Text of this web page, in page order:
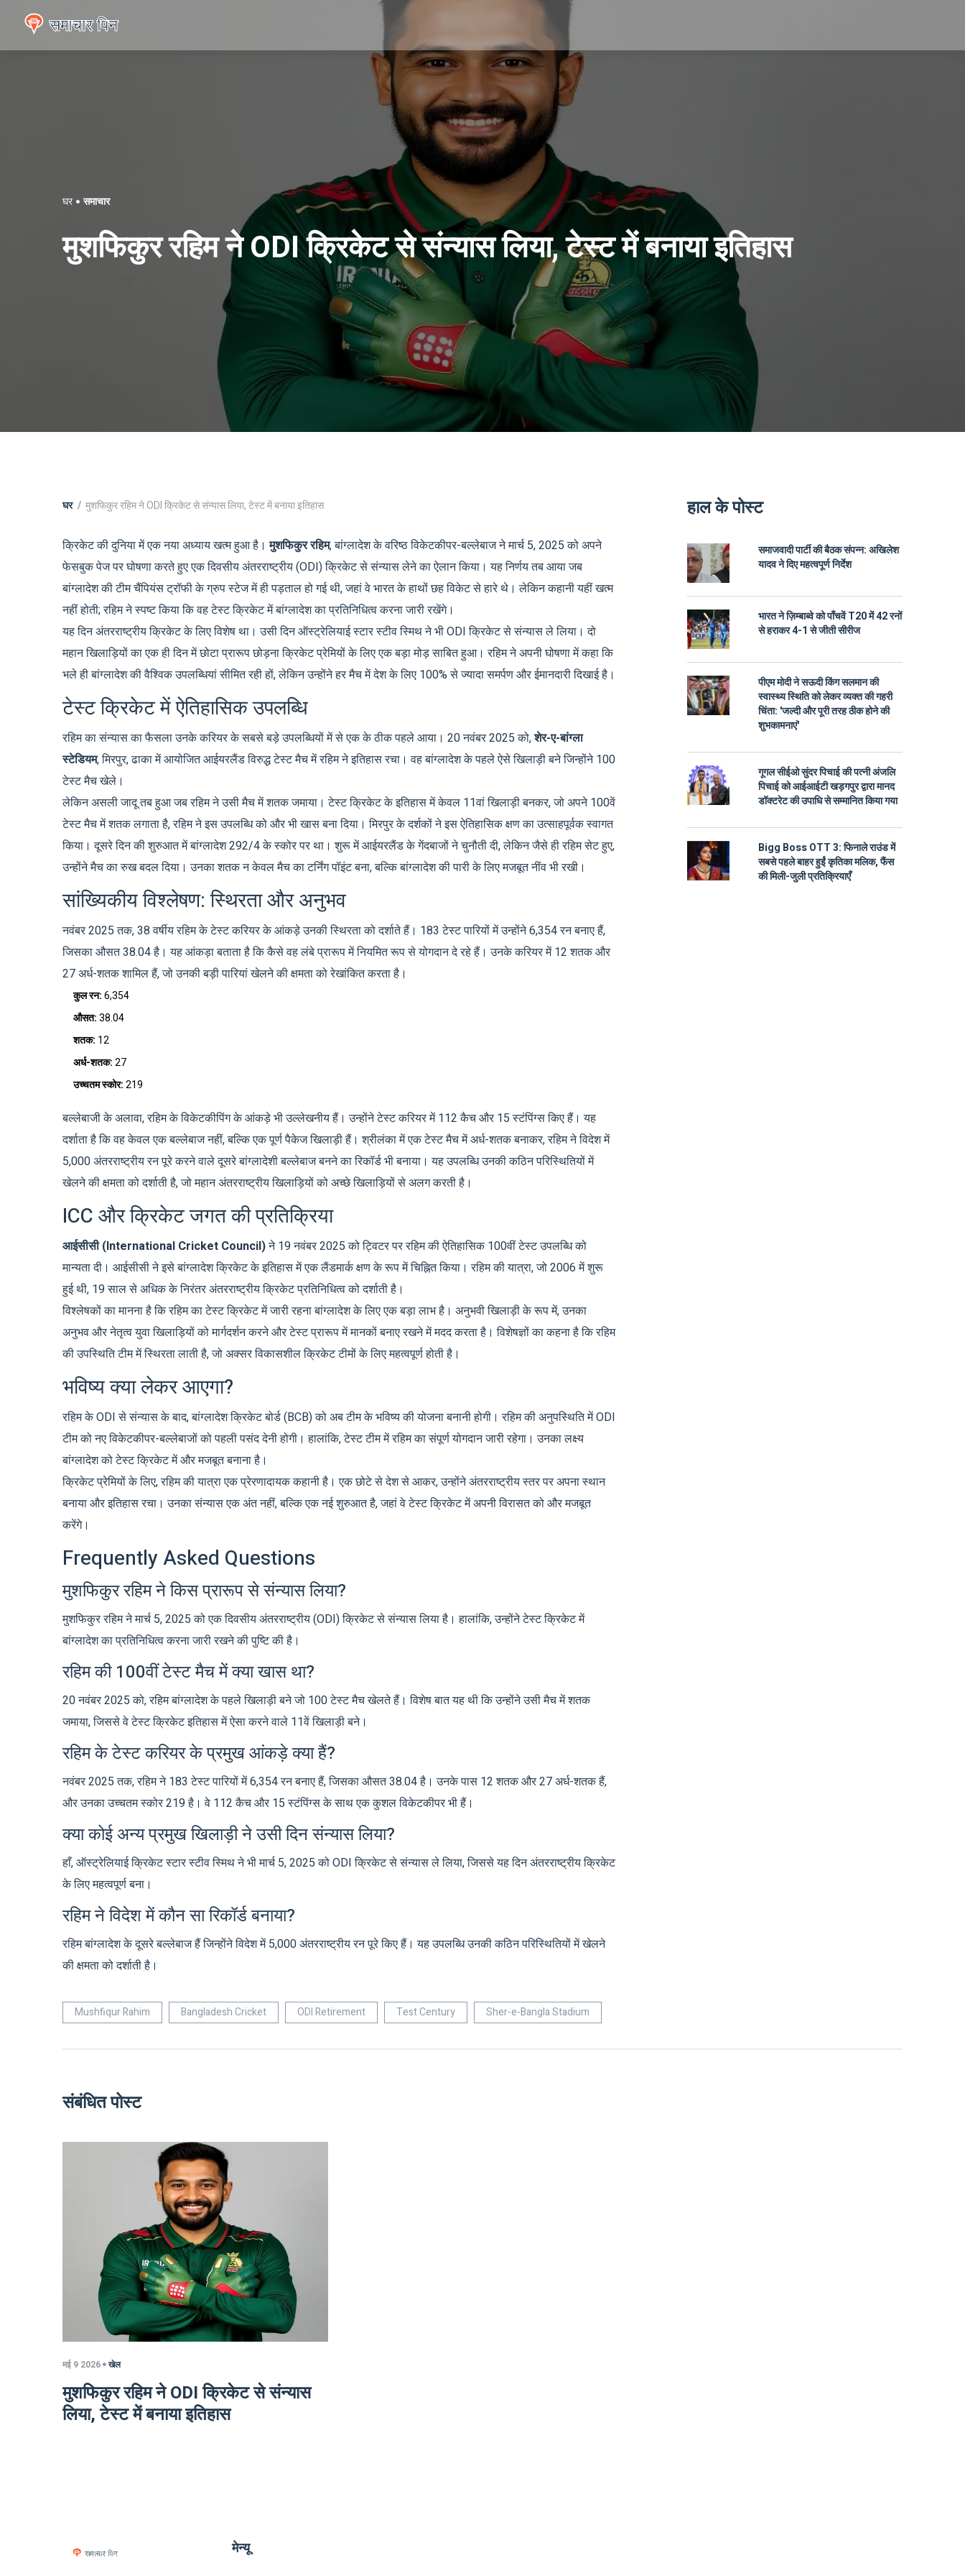
घर समाचार
मुशफिकुर रहिम ने ODI क्रिकेट से संन्यास लिया, टेस्ट में बनाया इतिहास
घर मुशफिकुर रहिम ने ODI क्रिकेट से संन्यास लिया, टेस्ट में बनाया इतिहास
क्रिकेट की दुनिया में एक नया अध्याय खत्म हुआ है।मुशफिकुर रहिम,बांग्लादेश के वरिष्ठ विकेटकीपर-बल्लेबाजने मार्च 5, 2025 को अपने
फेसबुक पेज पर घोषणा करते हुए एक दिवसीय अंतरराष्ट्रीय (ODI) क्रिकेट से संन्यास लेने का ऐलान किया। यह निर्णय तब आया जब
बांग्लादेश की टीम चैंपियंस ट्रॉफी के ग्रुप स्टेज में ही पड़ताल हो गई थी, जहां वे भारत के हाथों छह विकेट से हारे थे। लेकिन कहानी यहीं खत्म
नहीं होती; रहिम ने स्पष्ट किया कि वह टेस्ट क्रिकेट में बांग्लादेश का प्रतिनिधित्व करना जारी रखेंगे।
यह दिन अंतरराष्ट्रीय क्रिकेट के लिए विशेष था। उसी दिन ऑस्ट्रेलियाई स्टारस्टीव स्मिथने भी ODI क्रिकेट से संन्यास ले लिया। दो
महान खिलाड़ियों का एक ही दिन में छोटा प्रारूप छोड़ना क्रिकेट प्रेमियों के लिए एक बड़ा मोड़ साबित हुआ। रहिम ने अपनी घोषणा में कहा कि
भले ही बांग्लादेश की वैश्विक उपलब्धियां सीमित रही हों, लेकिन उन्होंने हर मैच में देश के लिए 100% से ज्यादा समर्पण और ईमानदारी दिखाई है।
टेस्ट क्रिकेट में ऐतिहासिक उपलब्धि
रहिम का संन्यास का फैसला उनके करियर के सबसे बड़े उपलब्धियों में से एक के ठीक पहले आया। 20 नवंबर 2025 को,शेर-ए-बांग्ला
स्टेडियम,मिरपुर, ढाकामें आयोजित आईयरलैंड विरुद्ध टेस्ट मैच में रहिम ने इतिहास रचा। वह बांग्लादेश के पहले ऐसे खिलाड़ी बने जिन्होंने 100
टेस्ट मैच खेले।
लेकिन असली जादू तब हुआ जब रहिम ने उसी मैच में शतक जमाया। टेस्ट क्रिकेट के इतिहास में केवल 11वां खिलाड़ी बनकर, जो अपने 100वें
टेस्ट मैच में शतक लगाता है, रहिम ने इस उपलब्धि को और भी खास बना दिया। मिरपुर के दर्शकों ने इस ऐतिहासिक क्षण का उत्साहपूर्वक स्वागत
किया। दूसरे दिन की शुरुआत में बांग्लादेश 292/4 के स्कोर पर था। शुरू में आईयरलैंड के गेंदबाजों ने चुनौती दी, लेकिन जैसे ही रहिम सेट हुए,
उन्होंने मैच का रुख बदल दिया। उनका शतक न केवल मैच का टर्निंग पॉइंट बना, बल्कि बांग्लादेश की पारी के लिए मजबूत नींव भी रखी।
सांख्यिकीय विश्लेषण: स्थिरता और अनुभव
नवंबर 2025 तक, 38 वर्षीय रहिम के टेस्ट करियर के आंकड़े उनकी स्थिरता को दर्शाते हैं। 183 टेस्ट पारियों में उन्होंने 6,354 रन बनाए हैं,
जिसका औसत 38.04 है। यह आंकड़ा बताता है कि कैसे वह लंबे प्रारूप में नियमित रूप से योगदान दे रहे हैं। उनके करियर में 12 शतक और
27 अर्ध-शतक शामिल हैं, जो उनकी बड़ी पारियां खेलने की क्षमता को रेखांकित करता है।
कुल रन:6,354
औसत:38.04
शतक: 12
अर्ध-शतक:27
उच्चतम स्कोर:219
बल्लेबाजी के अलावा, रहिम के विकेटकीपिंग के आंकड़े भी उल्लेखनीय हैं। उन्होंने टेस्ट करियर में 112 कैच और 15 स्टंपिंग्स किए हैं। यह
दर्शाता है कि वह केवल एक बल्लेबाज नहीं, बल्कि एक पूर्ण पैकेज खिलाड़ी हैं। श्रीलंका में एक टेस्ट मैच में अर्ध-शतक बनाकर, रहिम ने विदेश में
5,000 अंतरराष्ट्रीय रन पूरे करने वाले दूसरे बांग्लादेशी बल्लेबाज बनने का रिकॉर्ड भी बनाया। यह उपलब्धि उनकी कठिन परिस्थितियों में
खेलने की क्षमता को दर्शाती है, जो महान अंतरराष्ट्रीय खिलाड़ियों को अच्छे खिलाड़ियों से अलग करती है।
ICC और क्रिकेट जगत की प्रतिक्रिया
आईसीसी (International Cricket Council)ने 19 नवंबर 2025 को ट्विटर पर रहिम की ऐतिहासिक 100वीं टेस्ट उपलब्धि को
मान्यता दी। आईसीसी ने इसे बांग्लादेश क्रिकेट के इतिहास में एक लैंडमार्क क्षण के रूप में चिह्नित किया। रहिम की यात्रा, जो 2006 में शुरू
हुई थी, 19 साल से अधिक के निरंतर अंतरराष्ट्रीय क्रिकेट प्रतिनिधित्व को दर्शाती है।
विश्लेषकों का मानना है कि रहिम का टेस्ट क्रिकेट में जारी रहना बांग्लादेश के लिए एक बड़ा लाभ है। अनुभवी खिलाड़ी के रूप में, उनका
अनुभव और नेतृत्व युवा खिलाड़ियों को मार्गदर्शन करने और टेस्ट प्रारूप में मानकों बनाए रखने में मदद करता है। विशेषज्ञों का कहना है कि रहिम
की उपस्थिति टीम में स्थिरता लाती है, जो अक्सर विकासशील क्रिकेट टीमों के लिए महत्वपूर्ण होती है।
भविष्य क्या लेकर आएगा?
रहिम के ODI से संन्यास के बाद, बांग्लादेश क्रिकेट बोर्ड (BCB) को अब टीम के भविष्य की योजना बनानी होगी। रहिम की अनुपस्थिति में ODI
टीम को नए विकेटकीपर-बल्लेबाजों को पहली पसंद देनी होगी। हालांकि, टेस्ट टीम में रहिम का संपूर्ण योगदान जारी रहेगा। उनका लक्ष्य
बांग्लादेश को टेस्ट क्रिकेट में और मजबूत बनाना है।
क्रिकेट प्रेमियों के लिए, रहिम की यात्रा एक प्रेरणादायक कहानी है। एक छोटे से देश से आकर, उन्होंने अंतरराष्ट्रीय स्तर पर अपना स्थान
बनाया और इतिहास रचा। उनका संन्यास एक अंत नहीं, बल्कि एक नई शुरुआत है, जहां वे टेस्ट क्रिकेट में अपनी विरासत को और मजबूत
करेंगे।
Frequently Asked Questions
मुशफिकुर रहिम ने किस प्रारूप से संन्यास लिया?
मुशफिकुर रहिम ने मार्च 5, 2025 को एक दिवसीय अंतरराष्ट्रीय (ODI) क्रिकेट से संन्यास लिया है। हालांकि, उन्होंने टेस्ट क्रिकेट में
बांग्लादेश का प्रतिनिधित्व करना जारी रखने की पुष्टि की है।
रहिम की 100वीं टेस्ट मैच में क्या खास था?
20 नवंबर 2025 को, रहिम बांग्लादेश के पहले खिलाड़ी बने जो 100 टेस्ट मैच खेलते हैं। विशेष बात यह थी कि उन्होंने उसी मैच में शतक
जमाया, जिससे वे टेस्ट क्रिकेट इतिहास में ऐसा करने वाले 11वें खिलाड़ी बने।
रहिम के टेस्ट करियर के प्रमुख आंकड़े क्या हैं?
नवंबर 2025 तक, रहिम ने 183 टेस्ट पारियों में 6,354 रन बनाए हैं, जिसका औसत 38.04 है। उनके पास 12 शतक और 27 अर्ध-शतक हैं,
और उनका उच्चतम स्कोर 219 है। वे 112 कैच और 15 स्टंपिंग्स के साथ एक कुशल विकेटकीपर भी हैं।
क्या कोई अन्य प्रमुख खिलाड़ी ने उसी दिन संन्यास लिया?
हाँ, ऑस्ट्रेलियाई क्रिकेट स्टार स्टीव स्मिथ ने भी मार्च 5, 2025 को ODI क्रिकेट से संन्यास ले लिया, जिससे यह दिन अंतरराष्ट्रीय क्रिकेट
के लिए महत्वपूर्ण बना।
रहिम ने विदेश में कौन सा रिकॉर्ड बनाया?
रहिम बांग्लादेश के दूसरे बल्लेबाज हैं जिन्होंने विदेश में 5,000 अंतरराष्ट्रीय रन पूरे किए हैं। यह उपलब्धि उनकी कठिन परिस्थितियों में खेलने
की क्षमता को दर्शाती है।
Mushfiqur Rahim Bangladesh Cricket ODI Retirement Test Century Sher-e-Bangla Stadium
हाल के पोस्ट
समाजवादी पार्टी की बैठक संपन्न: अखिलेश
यादव ने दिए महत्वपूर्ण निर्देश
भारत ने ज़िम्बाब्वे को पाँचवें T20 में 42 रनों
से हराकर 4-1 से जीती सीरीज
पीएम मोदी ने सऊदी किंग सलमान की
स्वास्थ्य स्थिति को लेकर व्यक्त की गहरी
चिंता: 'जल्दी और पूरी तरह ठीक होने की
शुभकामनाएं'
गूगल सीईओ सुंदर पिचाई की पत्नी अंजलि
पिचाई को आईआईटी खड़गपुर द्वारा मानद
डॉक्टरेट की उपाधि से सम्मानित किया गया
Bigg Boss OTT 3: फिनाले राउंड में
सबसे पहले बाहर हुईं कृतिका मलिक, फैंस
की मिली-जुली प्रतिक्रियाएँ
संबंधित पोस्ट
मई 9 2026 खेल
मुशफिकुर रहिम ने ODI क्रिकेट से संन्यास
लिया, टेस्ट में बनाया इतिहास
मेन्यू